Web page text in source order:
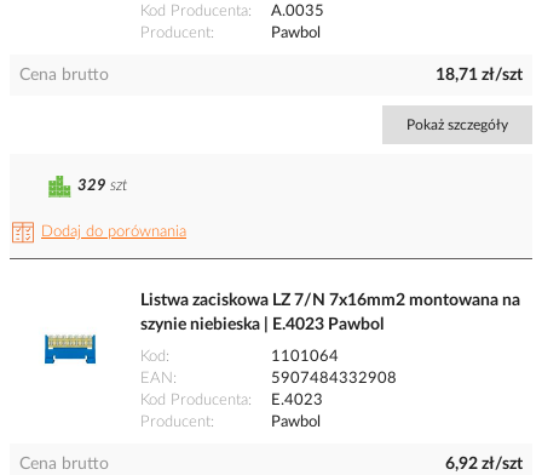
Kod Producenta
A.0035
Producent
Pawbol
Cena brutto 18,71 zł/szt
Pokaż szczegóły
Dodaj do porównania
329 szt
Listwa zaciskowa LZ 7/N 7x16mm2 montowana na
szynie niebieska | E.4023 Pawbol
Kod
1101064
EAN
5907484332908
Kod Producenta
E.4023
Producent
Pawbol
Cena brutto 6,92 zł/szt